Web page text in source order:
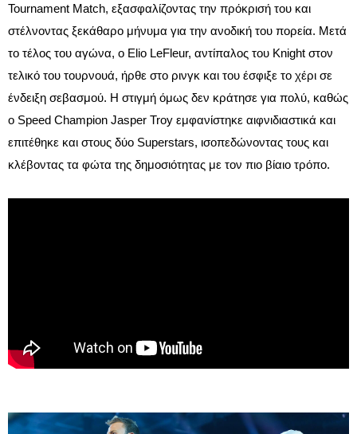
Tournament Match, εξασφαλίζοντας την πρόκρισή του και
στέλνοντας ξεκάθαρο μήνυμα για την ανοδική του πορεία. Μετά
το τέλος του αγώνα, ο Elio LeFleur, αντίπαλος του Knight στον
τελικό του τουρνουά, ήρθε στο ρινγκ και του έσφιξε το χέρι σε
ένδειξη σεβασμού. Η στιγμή όμως δεν κράτησε για πολύ, καθώς
ο Speed Champion Jasper Troy εμφανίστηκε αιφνιδιαστικά και
επιτέθηκε και στους δύο Superstars, ισοπεδώνοντας τους και
κλέβοντας τα φώτα της δημοσιότητας με τον πιο βίαιο τρόπο.